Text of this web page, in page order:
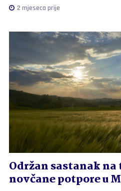
2 mjeseca prije
Održan sastanak
novčane potpore u